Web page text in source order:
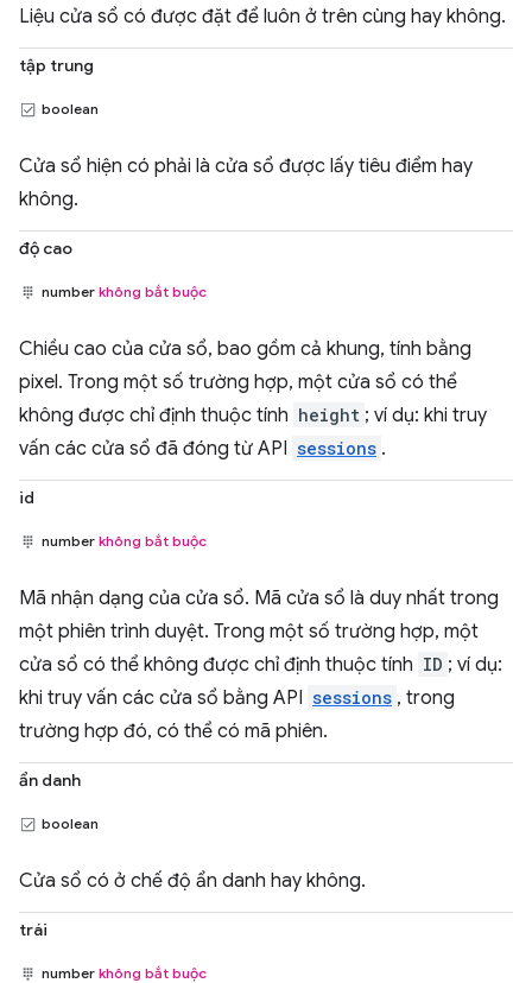
Liệu cửa sổ có được đặt để luôn ở trên cùng hay không.
tập trung
boolean
Cửa sổ hiện có phải là cửa sổ được lấy tiêu điểm hay
không.
độ cao
number không bắt buộc
Chiều cao của cửa sổ, bao gồm cả khung, tính bằng
pixel. Trong một số trường hợp, một cửa sổ có thể
không được chỉ định thuộc tính height ; ví dụ: khi truy
vấn các cửa sổ đã đóng từ API sessions .
id
number không bắt buộc
Mã nhận dạng của cửa sổ. Mã cửa sổ là duy nhất trong
một phiên trình duyệt. Trong một số trường hợp, một
cửa sổ có thể không được chỉ định thuộc tính ID ; ví dụ:
khi truy vấn các cửa sổ bằng API sessions , trong
trường hợp đó, có thể có mã phiên.
ẩn danh
boolean
Cửa sổ có ở chế độ ẩn danh hay không.
trái
number không bắt buộc